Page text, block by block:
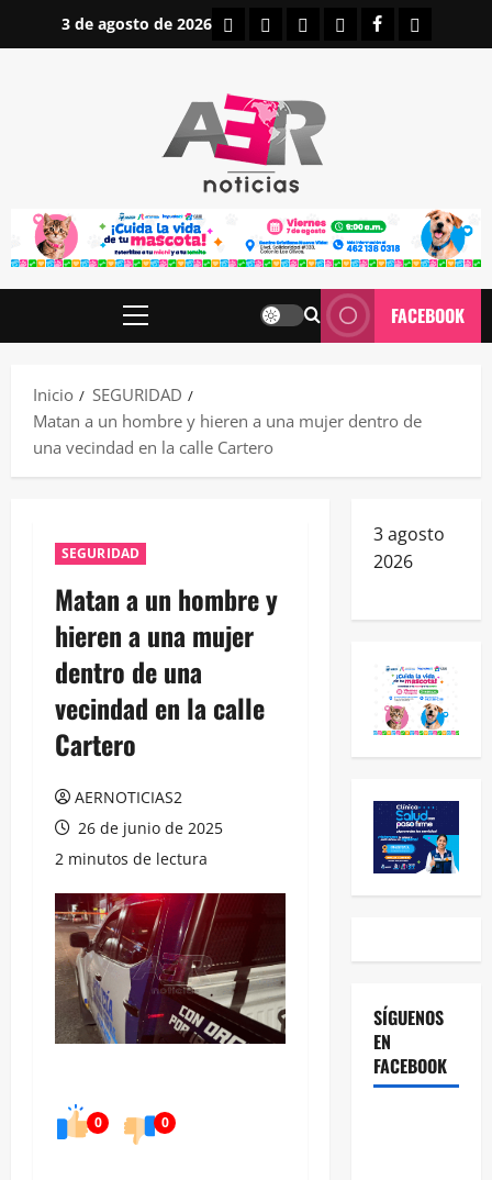
3 de agosto de 2026 INICIOIRAPUATO
ESTATALES
NACIONALES
FACEBOOK
Menú
FACEBOOK
Inicio
SEGURIDAD
Matan a un hombre y hieren a una mujer dentro de
una vecindad en la calle Cartero
SEGURIDAD
Matan a un hombre y
hieren a una mujer
dentro de una
vecindad en la calle
Cartero
AERNOTICIAS2
26 de junio de 2025
2 minutos de lectura
0 0
3 agosto
2026
SÍGUENOS
EN
FACEBOOK